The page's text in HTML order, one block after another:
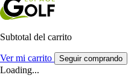
Subtotal del carrito
Ver mi carrito Seguir comprando
Loading...